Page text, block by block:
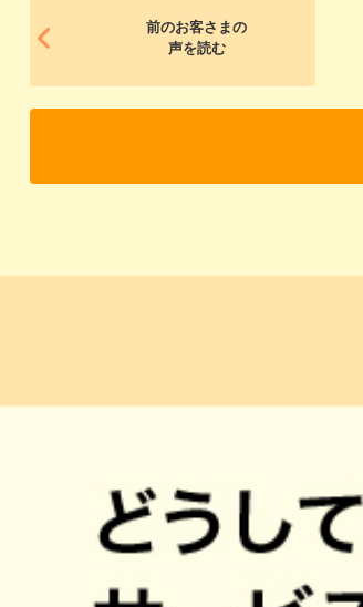
前のお客さまの
声を読む